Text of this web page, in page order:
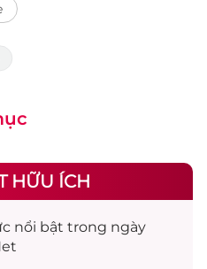
HỮU ÍCH
nổi bật trong ngày